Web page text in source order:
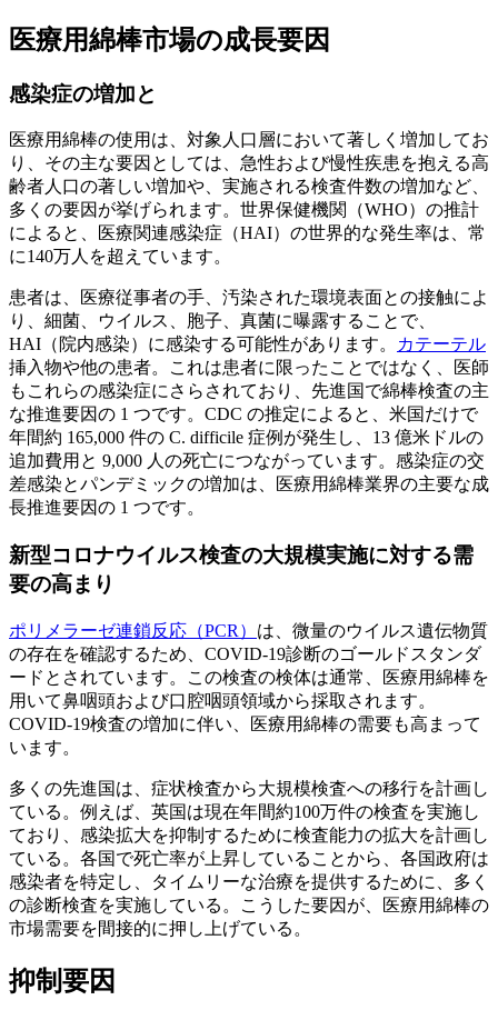
医療用綿棒市場の成長要因
感染症の増加と
医療用綿棒の使用は、対象人口層において著しく増加してお
り、その主な要因としては、急性および慢性疾患を抱える高
齢者人口の著しい増加や、実施される検査件数の増加など、
多くの要因が挙げられます。世界保健機関（WHO）の推計
によると、医療関連感染症（HAI）の世界的な発生率は、常
に140万人を超えています。
患者は、医療従事者の手、汚染された環境表面との接触によ
り、細菌、ウイルス、胞子、真菌に曝露することで、
HAI（院内感染）に感染する可能性があります。
カテーテル
挿入物や他の患者。これは患者に限ったことではなく、医師
もこれらの感染症にさらされており、先進国で綿棒検査の主
な推進要因の 1 つです。CDC の推定によると、米国だけで
年間約 165,000 件の C. difficile 症例が発生し、13 億米ドルの
追加費用と 9,000 人の死亡につながっています。感染症の交
差感染とパンデミックの増加は、医療用綿棒業界の主要な成
長推進要因の 1 つです。
新型コロナウイルス検査の大規模実施に対する需
要の高まり
ポリメラーゼ連鎖反応（PCR） は、微量のウイルス遺伝物質
の存在を確認するため、COVID-19診断のゴールドスタンダ
ードとされています。この検査の検体は通常、医療用綿棒を
用いて鼻咽頭および口腔咽頭領域から採取されます。
COVID-19検査の増加に伴い、医療用綿棒の需要も高まって
います。
多くの先進国は、症状検査から大規模検査への移行を計画し
ている。例えば、英国は現在年間約100万件の検査を実施し
ており、感染拡大を抑制するために検査能力の拡大を計画し
ている。各国で死亡率が上昇していることから、各国政府は
感染者を特定し、タイムリーな治療を提供するために、多く
の診断検査を実施している。こうした要因が、医療用綿棒の
市場需要を間接的に押し上げている。
抑制要因